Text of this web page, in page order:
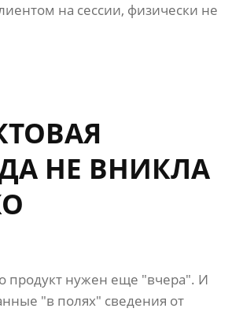
на сессии, физически не
НЕ ВНИКЛА
продукт нужен еще "вчера". И
"в полях" сведения от